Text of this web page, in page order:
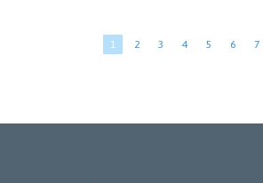
Seitennummerierung
Aktuelle
Seite
1 Seite
2 Seite
3 Seite
4 Seite
5 Seite
6 7